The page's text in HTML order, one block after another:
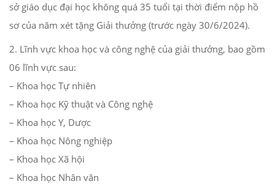
sở giáo dục đại học không quá 35 tuổi tại thời điểm nộp hồ
sơ của năm xét tặng Giải thưởng (trước ngày 30/6/2024).
2. Lĩnh vực khoa học và công nghệ của giải thưởng, bao gồm
06 lĩnh vực sau:
– Khoa học Tự nhiên
– Khoa học Kỹ thuật và Công nghệ
– Khoa học Y, Dược
– Khoa học Nông nghiệp
– Khoa học Xã hội
– Khoa học Nhân văn